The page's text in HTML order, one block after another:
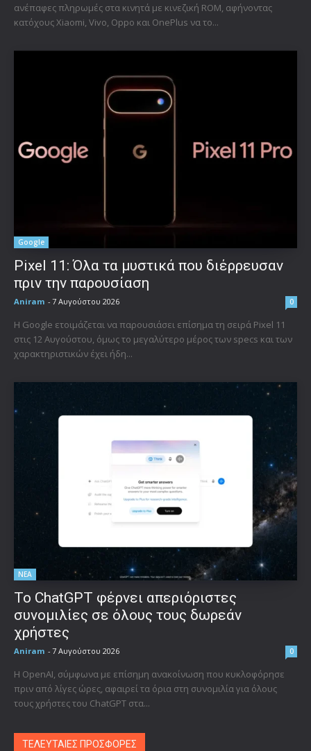
ανέπαφες πληρωμές στα κινητά με κινεζική ROM, αφήνοντας
κατόχους Xiaomi, Vivo, Oppo και OnePlus να το...
Google
Pixel 11: Όλα τα μυστικά που διέρρευσαν
πριν την παρουσίαση
Aniram - 7 Αυγούστου 2026 0
Η Google ετοιμάζεται να παρουσιάσει επίσημα τη σειρά Pixel 11
στις 12 Αυγούστου, όμως το μεγαλύτερο μέρος των specs και των
χαρακτηριστικών έχει ήδη...
ΝΕΑ
Το ChatGPT φέρνει απεριόριστες
συνομιλίες σε όλους τους δωρεάν
χρήστες
Aniram - 7 Αυγούστου 2026 0
Η OpenAI, σύμφωνα με επίσημη ανακοίνωση που κυκλοφόρησε
πριν από λίγες ώρες, αφαιρεί τα όρια στη συνομιλία για όλους
τους χρήστες του ChatGPT στα...
ΤΕΛΕΥΤΑΙΕΣ ΠΡΟΣΦΟΡΕΣ